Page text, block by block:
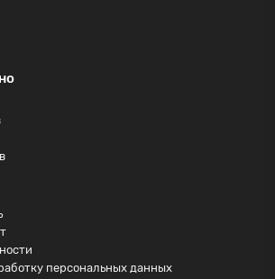
персональных данных